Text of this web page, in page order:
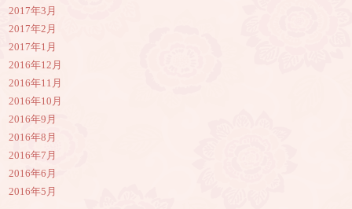
2017年3月
2017年2月
2017年1月
2016年12月
2016年11月
2016年10月
2016年9月
2016年8月
2016年7月
2016年6月
2016年5月